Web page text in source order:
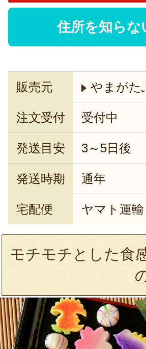
住所を知らな
販売元 やまがた
注文受付 受付中
発送目安 3～5日後
発送時期 通年
宅配便 ヤマト運
モチモチとした食